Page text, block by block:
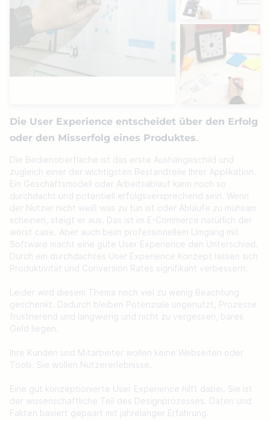
Die User Experience entscheidet über den Erfolg
oder den Misserfolg eines Produktes.
Die Bedienoberfläche ist das erste Aushängeschild und
zugleich einer der wichtigsten Bestandteile Ihrer Applikation.
Ein Geschäftsmodell oder Arbeitsablauf kann noch so
durchdacht und potentiell erfolgsversprechend sein. Wenn
der Nutzer nicht weiß was zu tun ist oder Abläufe zu mühsam
scheinen, steigt er aus. Das ist im E-Commerce natürlich der
worst case. Aber auch beim professionellem Umgang mit
Software macht eine gute User Experience den Unterschied.
Durch ein durchdachtes User Experience Konzept lassen sich
Produktivität und Conversion Rates signifikant verbessern.
Leider wird diesem Thema noch viel zu wenig Beachtung
geschenkt. Dadurch bleiben Potenziale ungenutzt, Prozesse
frustrierend und langwierig und nicht zu vergessen, bares
Geld liegen.
Ihre Kunden und Mitarbeiter wollen keine Webseiten oder
Tools. Sie wollen Nutzererlebnisse.
Eine gut konzeptionierte User Experience hilft dabei. Sie ist
der wissenschaftliche Teil des Designprozesses. Daten und
Fakten basiert gepaart mit jahrelanger Erfahrung.